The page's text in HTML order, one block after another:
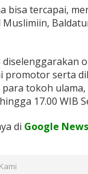
bisa tercapai,
promotor serta
tokoh
17.00 WIB
di Google